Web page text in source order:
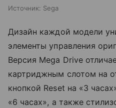
Источник: Sega
Дизайн каждой модели
элементы управления
Версия Mega Drive
картриджным слотом на
кнопкой Reset на «3
«6 часах», а также